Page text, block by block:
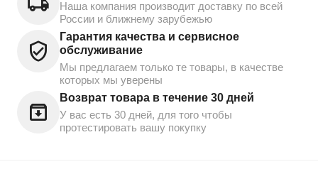
Наша компания производит доставку по всей
России и ближнему зарубежью
Гарантия качества и сервисное
обслуживание
Мы предлагаем только те товары, в качестве
которых мы уверены
Возврат товара в течение 30 дней
У вас есть 30 дней, для того чтобы
протестировать вашу покупку